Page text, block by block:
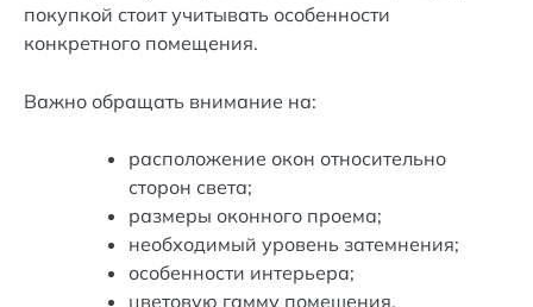
покупкой стоит учитывать особенности
конкретного помещения.
Важно обращать внимание на:
расположение окон относительно
сторон света;
размеры оконного проема;
необходимый уровень затемнения;
особенности интерьера;
цветовую гамму помещения.